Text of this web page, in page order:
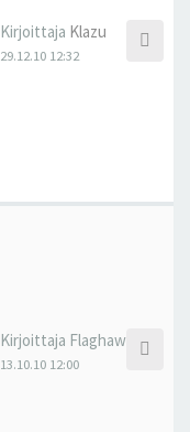
Kirjoittaja Klazu
29.12.10 12:32
Kirjoittaja Flaghawk
13.10.10 12:00